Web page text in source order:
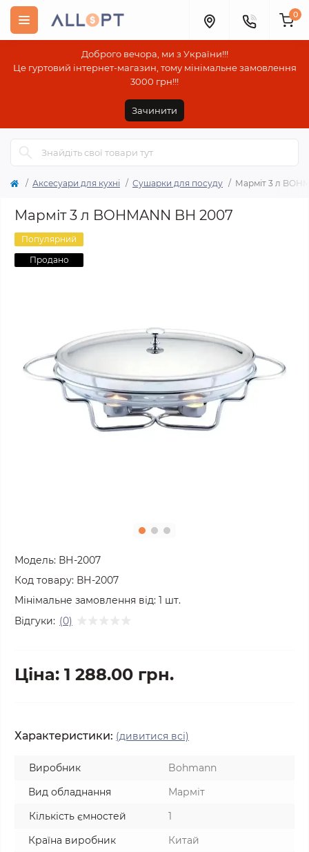
Доброго вечора, ми з України!!!
Це гуртовий інтернет-магазин, тому мінімальне замовлення
3000 грн!!!
Зачинити
0
Аксесуари для кухні Сушарки для посуду Марміт 3 л
Марміт 3 л BOHMANN BH 2007
Популярний
Продано
Модель: ВН-2007
Код товару: ВН-2007
Мінімальне замовлення від: 1 шт.
Відгуки: (0)
Ціна: 1 288.00 грн.
Характеристики: (дивитися всі)
Виробник
Bohmann
Вид обладнання
Марміт
Кількість ємностей
1
Країна виробник
Китай